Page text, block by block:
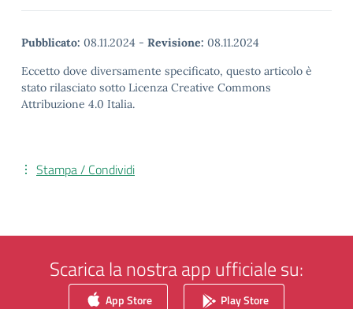
Pubblicato: 08.11.2024 - Revisione: 08.11.2024
Eccetto dove diversamente specificato, questo articolo è
stato rilasciato sotto Licenza Creative Commons
Attribuzione 4.0 Italia.
Stampa / Condividi
Scarica la nostra app ufficiale su:
App Store Play Store